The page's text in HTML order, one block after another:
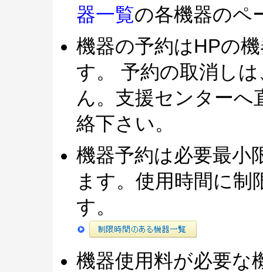
器一覧の各機器のペ
機器の予約はHPの
す。 予約の取消し
ん。支援センターへ
絡下さい。
機器予約は必要最小
ます。使用時間に
す。
機器使用料が必要な